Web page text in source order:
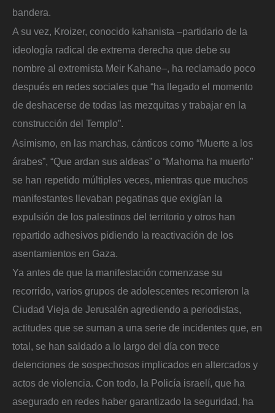
bandera.
A su vez, Kroizer, conocido kahanista –partidario de la
ideología radical de extrema derecha que debe su
nombre al extremista Meir Kahane–, ha reclamado poco
después en redes sociales que “ha llegado el momento
de deshacerse de todas las mezquitas y trabajar en la
construcción del Templo”.
Asimismo, en las marchas, cánticos como “Muerte a los
árabes”, “Que ardan sus aldeas” o “Mahoma ha muerto”
se han repetido múltiples veces, mientras que muchos
manifestantes llevaban pegatinas que exigían la
expulsión de los palestinos del territorio y otros han
repartido adhesivos pidiendo la reactivación de los
asentamientos en Gaza.
Ya antes de que la manifestación comenzase su
recorrido, varios grupos de adolescentes recorrieron la
Ciudad Vieja de Jerusalén agrediendo a periodistas,
actitudes que se suman a una serie de incidentes que, en
total, se han saldado a lo largo del día con trece
detenciones de sospechosos implicados en altercados y
actos de violencia. Con todo, la Policía israelí, que ha
asegurado en redes haber garantizado la seguridad, ha